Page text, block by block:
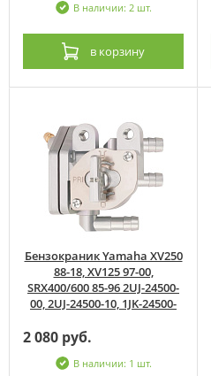
В наличии: 2 шт.
в корзину
Бензокраник Yamaha XV250
88-18, XV125 97-00,
SRX400/600 85-96 2UJ-24500-
00, 2UJ-24500-10, 1JK-24500-
2 080 руб.
В наличии: 1 шт.